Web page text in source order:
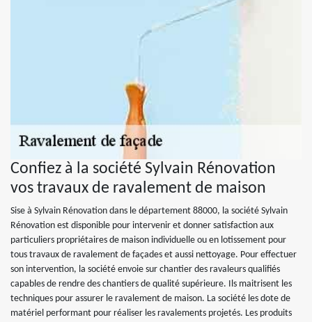
Confiez à la société Sylvain Rénovation
vos travaux de ravalement de maison
Sise à Sylvain Rénovation dans le département 88000, la société Sylvain
Rénovation est disponible pour intervenir et donner satisfaction aux
particuliers propriétaires de maison individuelle ou en lotissement pour
tous travaux de ravalement de façades et aussi nettoyage. Pour effectuer
son intervention, la société envoie sur chantier des ravaleurs qualifiés
capables de rendre des chantiers de qualité supérieure. Ils maitrisent les
techniques pour assurer le ravalement de maison. La société les dote de
matériel performant pour réaliser les ravalements projetés. Les produits